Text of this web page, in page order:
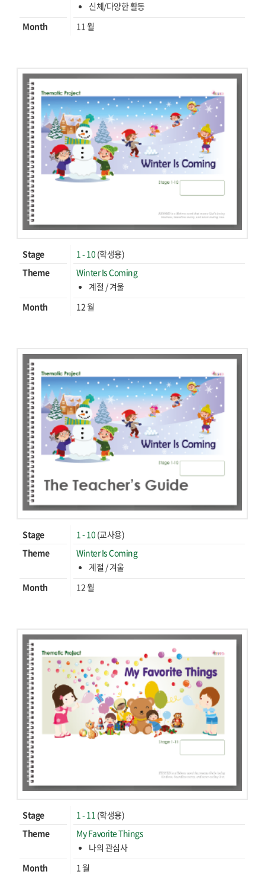
신체/다양한 활동
Month
11 월
Stage 1 - 10 (학생용)
Theme
Winter Is Coming
계절 / 겨울
Month
12 월
Stage 1 - 10 (교사용)
Theme
Winter Is Coming
계절 / 겨울
Month
12 월
Stage 1 - 11 (학생용)
Theme
My Favorite Things
나의 관심사
Month
1 월